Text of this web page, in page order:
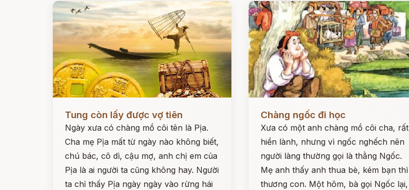
Tung còn lấy được vợ tiên
Ngày xưa có chàng mồ côi tên là Pịa.
Cha mẹ Pịa mất từ ngày nào không biết,
chú bác, cô dì, cậu mợ, anh chị em của
Pịa là ai người ta cũng không hay. Người
ta chỉ thấy Pịa ngày ngày vào rừng hái
Chàng ngốc đi học
Xưa có một anh chàng mồ côi cha, rất
hiền lành, nhưng vì ngốc nghếch nên
người làng thường gọi là thằng Ngốc.
Mẹ anh thấy anh thua bè, kém bạn thì
thương con. Một hôm, bà gọi Ngốc lại,